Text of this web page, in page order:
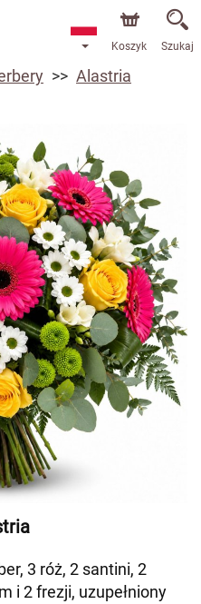
Koszyk Szukaj
Alastria
3 róż, 2 santini, 2
i 2 frezji, uzupełniony